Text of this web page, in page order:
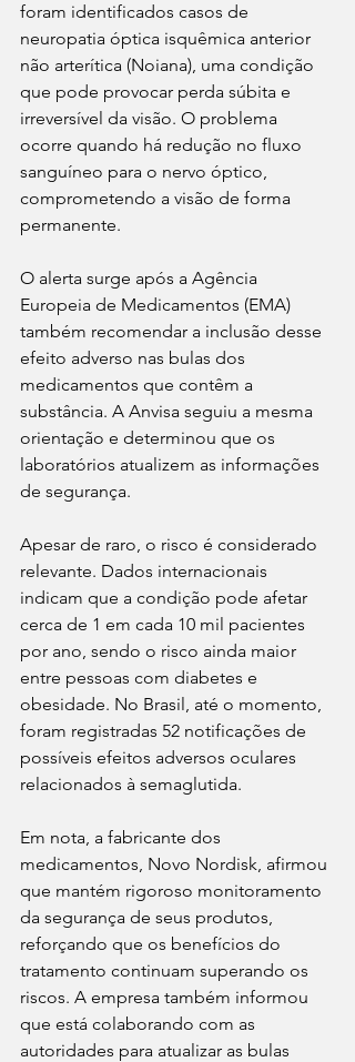
foram identificados casos de
neuropatia óptica isquêmica anterior
não arterítica (Noiana), uma condição
que pode provocar perda súbita e
irreversível da visão. O problema
ocorre quando há redução no fluxo
sanguíneo para o nervo óptico,
comprometendo a visão de forma
permanente.
O alerta surge após a Agência
Europeia de Medicamentos (EMA)
também recomendar a inclusão desse
efeito adverso nas bulas dos
medicamentos que contêm a
substância. A Anvisa seguiu a mesma
orientação e determinou que os
laboratórios atualizem as informações
de segurança.
Apesar de raro, o risco é considerado
relevante. Dados internacionais
indicam que a condição pode afetar
cerca de 1 em cada 10 mil pacientes
por ano, sendo o risco ainda maior
entre pessoas com diabetes e
obesidade. No Brasil, até o momento,
foram registradas 52 notificações de
possíveis efeitos adversos oculares
relacionados à semaglutida.
Em nota, a fabricante dos
medicamentos, Novo Nordisk, afirmou
que mantém rigoroso monitoramento
da segurança de seus produtos,
reforçando que os benefícios do
tratamento continuam superando os
riscos. A empresa também informou
que está colaborando com as
autoridades para atualizar as bulas